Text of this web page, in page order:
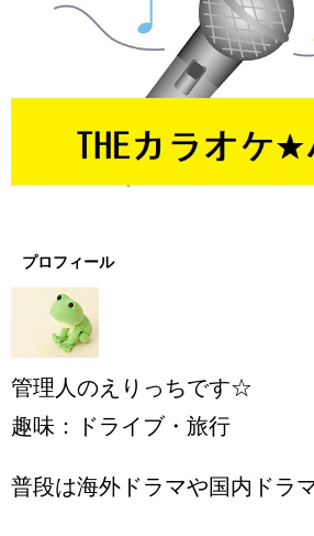
プロフィール
管理人のえりっちです☆
趣味：ドライブ・旅行
普段は海外ドラマや国内ドラ